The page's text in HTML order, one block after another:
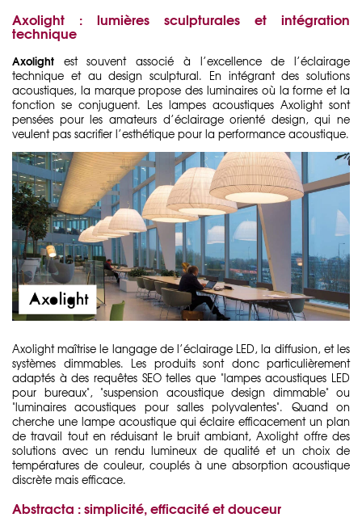
Axolight : lumières sculpturales et intégration
technique
Axolight est souvent associé à l’excellence de l’éclairage
technique et au design sculptural. En intégrant des solutions
acoustiques, la marque propose des luminaires où la forme et la
fonction se conjuguent. Les lampes acoustiques Axolight sont
pensées pour les amateurs d’éclairage orienté design, qui ne
veulent pas sacrifier l’esthétique pour la performance acoustique.
Axolight maîtrise le langage de l’éclairage LED, la diffusion, et les
systèmes dimmables. Les produits sont donc particulièrement
adaptés à des requêtes SEO telles que "lampes acoustiques LED
pour bureaux", "suspension acoustique design dimmable" ou
"luminaires acoustiques pour salles polyvalentes". Quand on
cherche une lampe acoustique qui éclaire efficacement un plan
de travail tout en réduisant le bruit ambiant, Axolight offre des
solutions avec un rendu lumineux de qualité et un choix de
températures de couleur, couplés à une absorption acoustique
discrète mais efficace.
Abstracta : simplicité, efficacité et douceur